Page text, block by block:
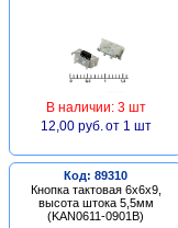
В наличии: 3 шт
12,00 руб. от 1 шт
Код: 89310
Кнопка тактовая 6х6х9,
высота штока 5,5мм
(KAN0611-0901B)